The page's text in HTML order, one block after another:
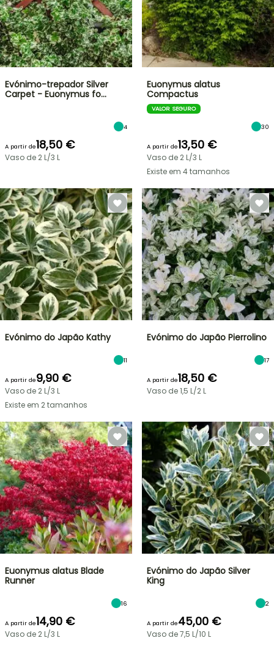
Evónimo-trepador Silver
Carpet - Euonymus fo…
4
A partir de18,50 €
Vaso de 2 L/3 L
Euonymus alatus
Compactus
VALOR SEGURO
30
A partir de13,50 €
Vaso de 2 L/3 L
Existe em 4 tamanhos
Evónimo do Japão Kathy
11
A partir de9,90 €
Vaso de 2 L/3 L
Existe em 2 tamanhos
Evónimo do Japão Pierrolino
17
A partir de18,50 €
Vaso de 1,5 L/2 L
Euonymus alatus Blade
Runner
16
A partir de14,90 €
Vaso de 2 L/3 L
Evónimo do Japão Silver
King
2
A partir de45,00 €
Vaso de 7,5 L/10 L